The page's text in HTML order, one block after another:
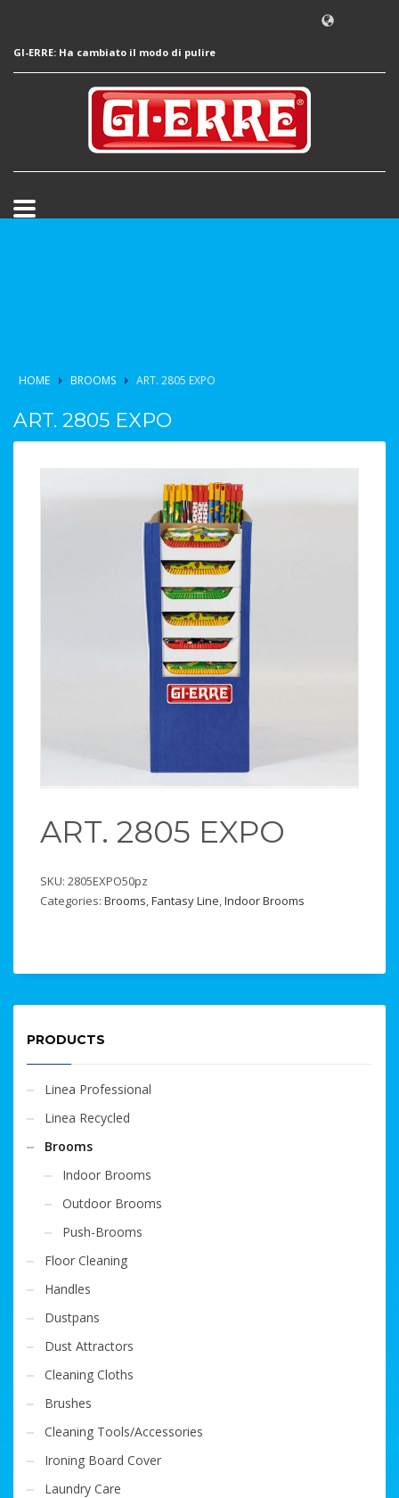
GI-ERRE: Ha cambiato il modo di pulire
HOME BROOMS ART. 2805 EXPO
ART. 2805 EXPO
ART. 2805 EXPO
SKU: 2805EXPO50pz
Categories: Brooms,Fantasy Line,Indoor Brooms
PRODUCTS
Linea Professional
Linea Recycled
Brooms
Indoor Brooms
Outdoor Brooms
Push-Brooms
Floor Cleaning
Handles
Dustpans
Dust Attractors
Cleaning Cloths
Brushes
Cleaning Tools/Accessories
Ironing Board Cover
Laundry Care